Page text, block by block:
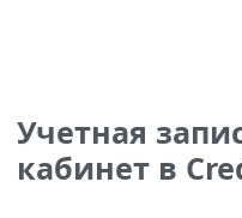
Учетная
кабинет в